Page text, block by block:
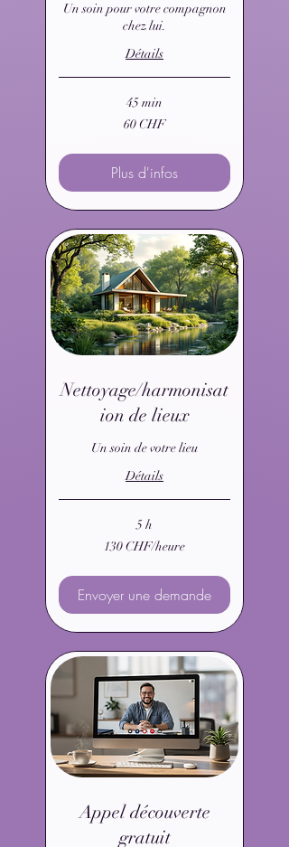
Un soin pour votre compagnon
chez lui.
Détails
45 min
60 CHF
Plus d'infos
Nettoyage/harmonisat
ion de lieux
Un soin de votre lieu
Détails
5 h
130 CHF/heure
Envoyer une demande
Appel découverte
gratuit